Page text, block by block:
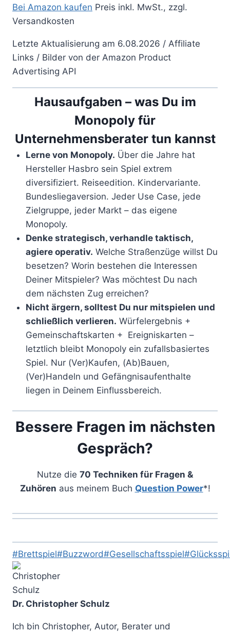
Bei Amazon kaufen Preis inkl. MwSt., zzgl.
Versandkosten
Letzte Aktualisierung am 6.08.2026 / Affiliate
Links / Bilder von der Amazon Product
Advertising API
Hausaufgaben – was Du im
Monopoly für
Unternehmensberater tun kannst
Lerne von Monopoly. Über die Jahre hat
Hersteller Hasbro sein Spiel extrem
diversifiziert. Reiseedition. Kindervariante.
Bundesliegaversion. Jeder Use Case, jede
Zielgruppe, jeder Markt – das eigene
Monopoly.
Denke strategisch, verhandle taktisch,
agiere operativ. Welche Straßenzüge willst Du
besetzen? Worin bestehen die Interessen
Deiner Mitspieler? Was möchtest Du nach
dem nächsten Zug erreichen?
Nicht ärgern, solltest Du nur mitspielen und
schließlich verlieren. Würfelergebnis +
Gemeinschaftskarten + Ereigniskarten –
letztlich bleibt Monopoly ein zufallsbasiertes
Spiel. Nur (Ver)Kaufen, (Ab)Bauen,
(Ver)Handeln und Gefängnisaufenthalte
liegen in Deinem Einflussbereich.
Bessere Fragen im nächsten
Gespräch?
Nutze die 70 Techniken für Fragen &
Zuhören aus meinem Buch Question Power*!
Schlagworte:
#Brettspiel#Buzzword#Gesellschaftsspiel#
Dr. Christopher Schulz
Ich bin Christopher, Autor, Berater und